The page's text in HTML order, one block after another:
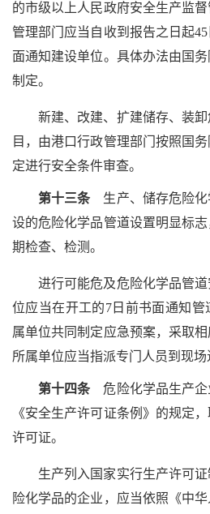
的市级以上人民政府安全生产监
管理部门应当自收到报告之日起
面通知建设单位。具体办法由国务
制定。
新建、改建、扩建储存、装
目，由港口行政管理部门按照国
定进行安全条件审查。
第十三条生产、储存危险化
设的危险化学品管道设置明显标
期检查、检测。
进行可能危及危险化学品管
位应当在开工的7日前书面通知
属单位共同制定应急预案，采取
所属单位应当指派专门人员到现场
第十四条危险化学品生产企
《安全生产许可证条例》的规定
许可证。
生产列入国家实行生产许可
险化学品的企业，应当依照《中